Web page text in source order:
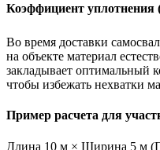
Коэффициент уплотнения
Во время доставки
на объекте материал
закладывает оптимальный
чтобы избежать нехватки
Пример расчета для
Длина 10 м × Ширина 5 м